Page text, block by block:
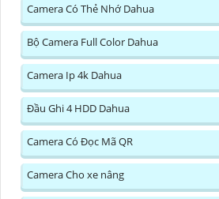
Camera Có Thẻ Nhớ Dahua
Bộ Camera Full Color Dahua
Camera Ip 4k Dahua
Đầu Ghi 4 HDD Dahua
Camera Có Đọc Mã QR
Camera Cho xe nâng